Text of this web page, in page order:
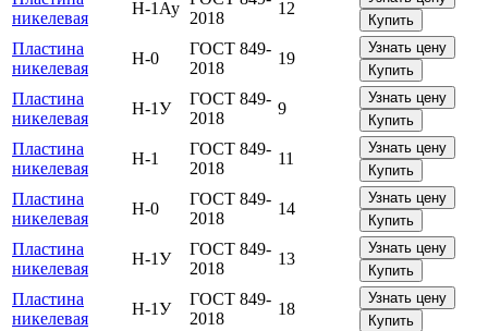
никелевая
Н-1Ау
2018
12
Купить
Пластина
никелевая
Н-0
ГОСТ 849-
2018
19
Узнать цену
Купить
Пластина
никелевая
Н-1У
ГОСТ 849-
2018
9
Узнать цену
Купить
Пластина
никелевая
Н-1
ГОСТ 849-
2018
11
Узнать цену
Купить
Пластина
никелевая
Н-0
ГОСТ 849-
2018
14
Узнать цену
Купить
Пластина
никелевая
Н-1У
ГОСТ 849-
2018
13
Узнать цену
Купить
Пластина
никелевая
Н-1У
ГОСТ 849-
2018
18
Узнать цену
Купить